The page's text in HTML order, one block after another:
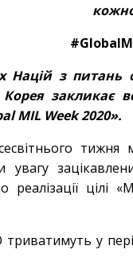
#
Націй з
закликає
MIL Week2020».
тижня
увагу
цілі
у